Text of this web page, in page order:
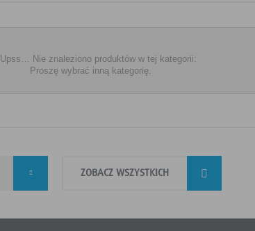
Upss… Nie znaleziono produktów w tej kategorii:
Proszę wybrać inną kategorię.
ZOBACZ WSZYSTKICH